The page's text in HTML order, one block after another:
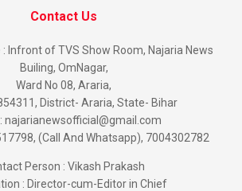
Contact Us
Infront of TVS Show Room, Najaria News
Builing, OmNagar,
Ward No 08, Araria,
District- Araria, State- Bihar
najarianewsofficial@gmail.com
(Call And Whatsapp), 7004302782
Person : Vikash Prakash
: Director-cum-Editor in Chief